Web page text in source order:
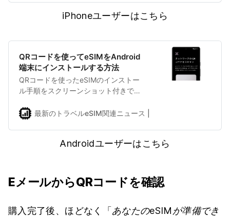
iPhoneユーザーはこちら
QRコードを使ってeSIMをAndroid
端末にインストールする方法
QRコードを使ったeSIMのインストー
ル手順をスクリーンショット付きで
最新のトラベルeSIM関連ニュース | eSIMDBブログ
Androidユーザーはこちら
EメールからQRコードを確認
購入完了後、ほどなく「 あなたのeSIMが準備でき